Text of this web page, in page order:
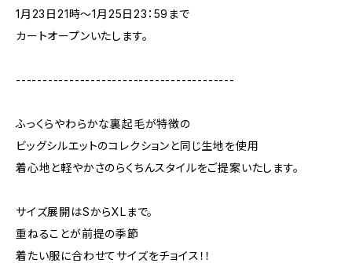
1月23日21時～1月25日23：59まで
カートオープンいたします。
-----------------------------------------
ふっくらやわらかな裏起毛が特徴の
ビッグシルエットのコレクションと同じ生地を使用
着心地と軽やかさのらくちんスタイルをご提案いたします。
サイズ展開はSからXLまで。
重ねることが前提の季節
着たい服に合わせてサイズをチョイス！！